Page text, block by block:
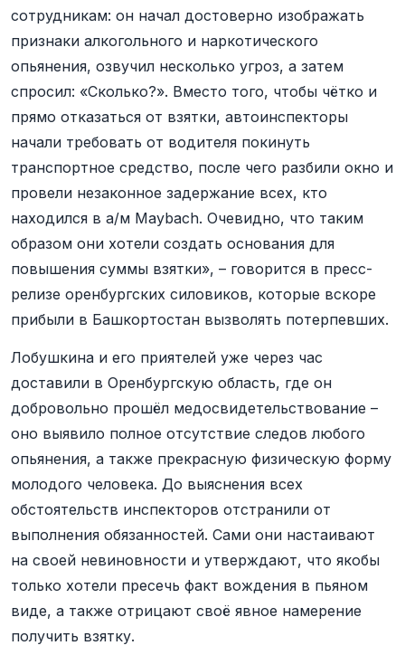
сотрудникам: он начал достоверно изображать
признаки алкогольного и наркотического
опьянения, озвучил несколько угроз, а затем
спросил: «Сколько?». Вместо того, чтобы чётко и
прямо отказаться от взятки, автоинспекторы
начали требовать от водителя покинуть
транспортное средство, после чего разбили окно и
провели незаконное задержание всех, кто
находился в а/м Maybach. Очевидно, что таким
образом они хотели создать основания для
повышения суммы взятки», – говорится в пресс-
релизе оренбургских силовиков, которые вскоре
прибыли в Башкортостан вызволять потерпевших.
Лобушкина и его приятелей уже через час
доставили в Оренбургскую область, где он
добровольно прошёл медосвидетельствование –
оно выявило полное отсутствие следов любого
опьянения, а также прекрасную физическую форму
молодого человека. До выяснения всех
обстоятельств инспекторов отстранили от
выполнения обязанностей. Сами они настаивают
на своей невиновности и утверждают, что якобы
только хотели пресечь факт вождения в пьяном
виде, а также отрицают своё явное намерение
получить взятку.